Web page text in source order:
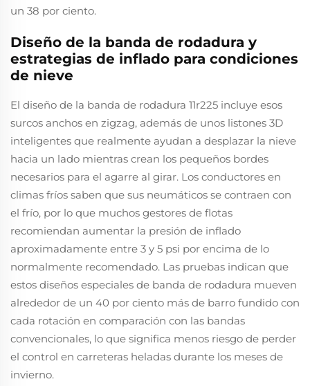
un 38 por ciento.
Diseño de la banda de rodadura y
estrategias de inflado para condiciones
de nieve
El diseño de la banda de rodadura 11r225 incluye esos
surcos anchos en zigzag, además de unos listones 3D
inteligentes que realmente ayudan a desplazar la nieve
hacia un lado mientras crean los pequeños bordes
necesarios para el agarre al girar. Los conductores en
climas fríos saben que sus neumáticos se contraen con
el frío, por lo que muchos gestores de flotas
recomiendan aumentar la presión de inflado
aproximadamente entre 3 y 5 psi por encima de lo
normalmente recomendado. Las pruebas indican que
estos diseños especiales de banda de rodadura mueven
alrededor de un 40 por ciento más de barro fundido con
cada rotación en comparación con las bandas
convencionales, lo que significa menos riesgo de perder
el control en carreteras heladas durante los meses de
invierno.